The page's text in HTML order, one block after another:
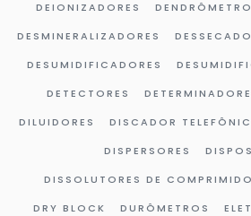
DEIONIZADORES
DESMINERALIZADORES
DESUMIDIFICADORES
DETECTORES
DILUIDORES DISCADOR
DISPERSORES
DISSOLUTORES DE
DRY BLOCK DURÔMETROS